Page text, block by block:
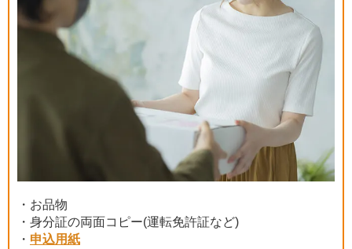
・お品物
・身分証の両面コピー(運転免許証など)
・ 申込用紙